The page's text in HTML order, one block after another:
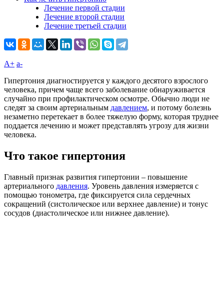
Лечение первой стадии
Лечение второй стадии
Лечение третьей стадии
A+ а-
Гипертония диагностируется у каждого десятого взрослого
человека, причем чаще всего заболевание обнаруживается
случайно при профилактическом осмотре. Обычно люди не
следят за своим артериальным давлением, и потому болезнь
незаметно перетекает в более тяжелую форму, которая труднее
поддается лечению и может представлять угрозу для жизни
человека.
Что такое гипертония
Главный признак развития гипертонии – повышение
артериального давления. Уровень давления измеряется с
помощью тонометра, где фиксируется сила сердечных
сокращений (систолическое или верхнее давление) и тонус
сосудов (диастолическое или нижнее давление).